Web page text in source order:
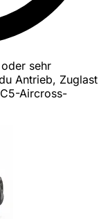
sehr
Antrieb, Zuglast
Aircross-